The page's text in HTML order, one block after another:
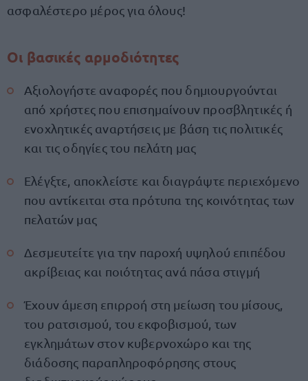
ασφαλέστερο μέρος για όλους!
Οι βασικές αρμοδιότητες
Αξιολογήστε αναφορές που δημιουργούνται
από χρήστες που επισημαίνουν προσβλητικές ή
ενοχλητικές αναρτήσεις με βάση τις πολιτικές
και τις οδηγίες του πελάτη μας
Ελέγξτε, αποκλείστε και διαγράψτε περιεχόμενο
που αντίκειται στα πρότυπα της κοινότητας των
πελατών μας
Δεσμευτείτε για την παροχή υψηλού επιπέδου
ακρίβειας και ποιότητας ανά πάσα στιγμή
Έχουν άμεση επιρροή στη μείωση του μίσους,
του ρατσισμού, του εκφοβισμού, των
εγκλημάτων στον κυβερνοχώρο και της
διάδοσης παραπληροφόρησης στους